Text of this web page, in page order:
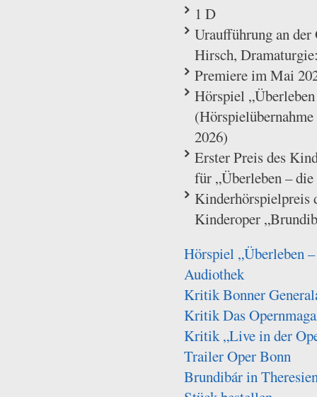
1 D
Uraufführung an
Hirsch,
Premiere im Mai
Hörspiel
2026)
Erster Preis des
für „Überleben –
Kinderhörspielpreis
Kinderoper
Hörspiel „Überleben
Audiothek
Kritik Bonner
Kritik Das
Kritik „Live in der
Trailer Oper Bonn
Brundibár in